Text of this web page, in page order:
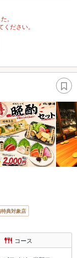
。
ださい。
典対象店
コース